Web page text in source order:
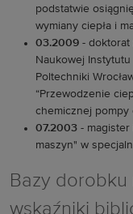
podstatwie
wymiany ciepła i
03.2009 - doktorat
Naukowej
Poltechniki
“Przewodzenie
chemicznej pompy
07.2003 -
maszyn" w
Bazy
wskaźniki